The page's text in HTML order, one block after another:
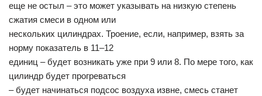
еще не остыл – это может указывать на низкую степень
сжатия смеси в одном или
нескольких цилиндрах. Троение, если, например, взять за
норму показатель в 11–12
единиц – будет возникать уже при 9 или 8. По мере того, как
цилиндр будет прогреваться
– будет начинаться подсос воздуха извне, смесь станет